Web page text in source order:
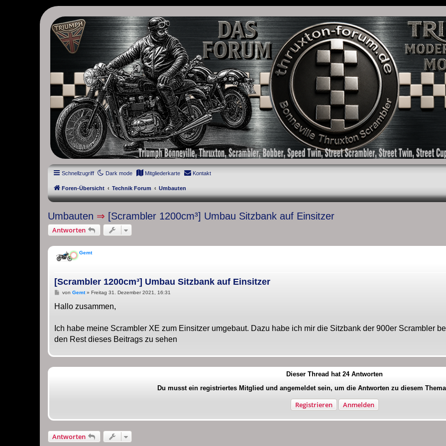
thruxton-forum.de
DAS FORUM! Alles rund um die Triumph Modern Classic Modelle. Das Forum für die New Bonneville Baureihen ab BJ 2001. Triumph Bonneville,
Street Cup, America und Speedmaster.
Schnellzugriff Dark mode Mitgliederkarte Kontakt
Foren-Übersicht Technik Forum Umbauten
Umbauten ⇒ [Scrambler 1200cm³] Umbau Sitzbank auf Einsitzer
Antworten
Gemt
[Scrambler 1200cm³] Umbau Sitzbank auf Einsitzer
B
i
t
g
von Gemt» Freitag 31. Dezember 2021, 16:31
Hallo zusammen,
Ich habe meine Scrambler XE zum Einsitzer umgebaut. Dazu habe ich mir die Sitzbank der 900er Scrambler
den Rest dieses Beitrags zu sehen
Dieser Thread hat 24Antworten
Du musst ein registriertes Mitglied und angemeldet sein, um die Antworten zu diesem
Registrieren Anmelden
Antworten